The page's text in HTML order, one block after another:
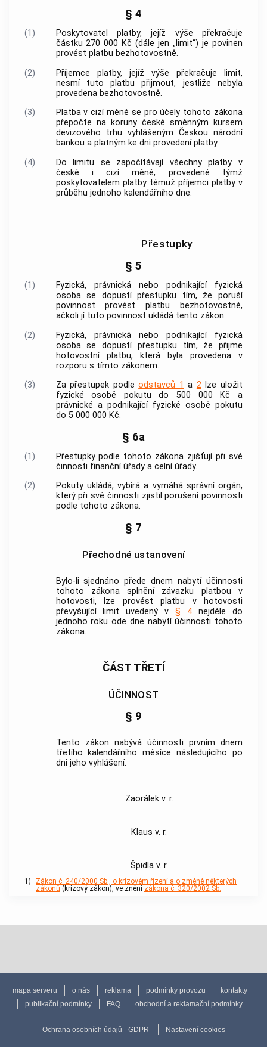
§ 4
(1) Poskytovatel platby, jejíž výše překračuje
částku 270 000 Kč (dále jen „limit“) je povinen
provést platbu bezhotovostně.
(2)
Příjemce platby, jejíž výše překračuje limit,
nesmí tutoplatbu přijmout, jestliže nebyla
provedena bezhotovostně.
(3)
Platbav cizí měně se pro účely tohoto zákona
přepočte na koruny české směnným kursem
devizového trhu vyhlášeným Českou národní
bankou a platným ke dni provedeníplatby.
(4)
Do limitu se započítávají všechnyplatby v
české i cizí měně, provedené týmž
poskytovatelem platbytémuž příjemci platbyv
průběhu jednoho kalendářního dne.
Přestupky
§ 5
(1)
Fyzická, právnická nebo podnikající fyzická
osoba se dopustí přestupku tím, že poruší
povinnost provéstplatbu bezhotovostně,
ačkoli jí tuto povinnost ukládá tento zákon.
(2)
Fyzická, právnická nebo podnikající fyzická
osoba se dopustí přestupku tím, že přijme
hotovostní platbu, která byla provedena v
rozporu s tímto zákonem.
(3)
Za přestupek podleodstavců 1 a 2lze uložit
fyzické osobě pokutu do 500 000 Kč a
právnické a podnikající fyzické osobě pokutu
do 5 000 000 Kč.
§ 6a
(1)
Přestupky podle tohoto zákona zjišťují při své
činnosti finanční úřady a celní úřady.
(2)
Pokuty ukládá, vybírá a vymáhá správní orgán,
který při své činnosti zjistil porušení povinnosti
podle tohoto zákona.
§ 7
Přechodné ustanovení
Bylo-li sjednáno přede dnem nabytí účinnosti
tohoto zákona splnění závazku platbou v
hotovosti, lze provést platbu v hotovosti
převyšující limit uvedený v§ 4 nejdéle do
jednoho roku ode dne nabytí účinnosti tohoto
zákona.
ČÁST TŘETÍ
ÚČINNOST
§ 9
Tento zákon nabývá účinnosti prvním dnem
třetího kalendářního měsíce následujícího po
dni jeho vyhlášení.
Zaorálek v. r.
Klaus v. r.
Špidla v. r.
1)
Zákon č. 240/2000 Sb., o krizovém řízení a o změně některých
zákonů (krizový zákon), ve znění zákona č. 320/2002 Sb.
mapa serveru o nás reklama podmínky provozu
kontakty
publikační podmínky
FAQ obchodní a reklamační podmínky
Ochrana osobních údajů - GDPR Nastavení cookies